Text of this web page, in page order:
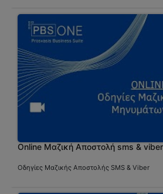
Online Μαζική Αποστολή sms & viber
Οδηγίες Μαζικής Αποστολής SMS & Viber